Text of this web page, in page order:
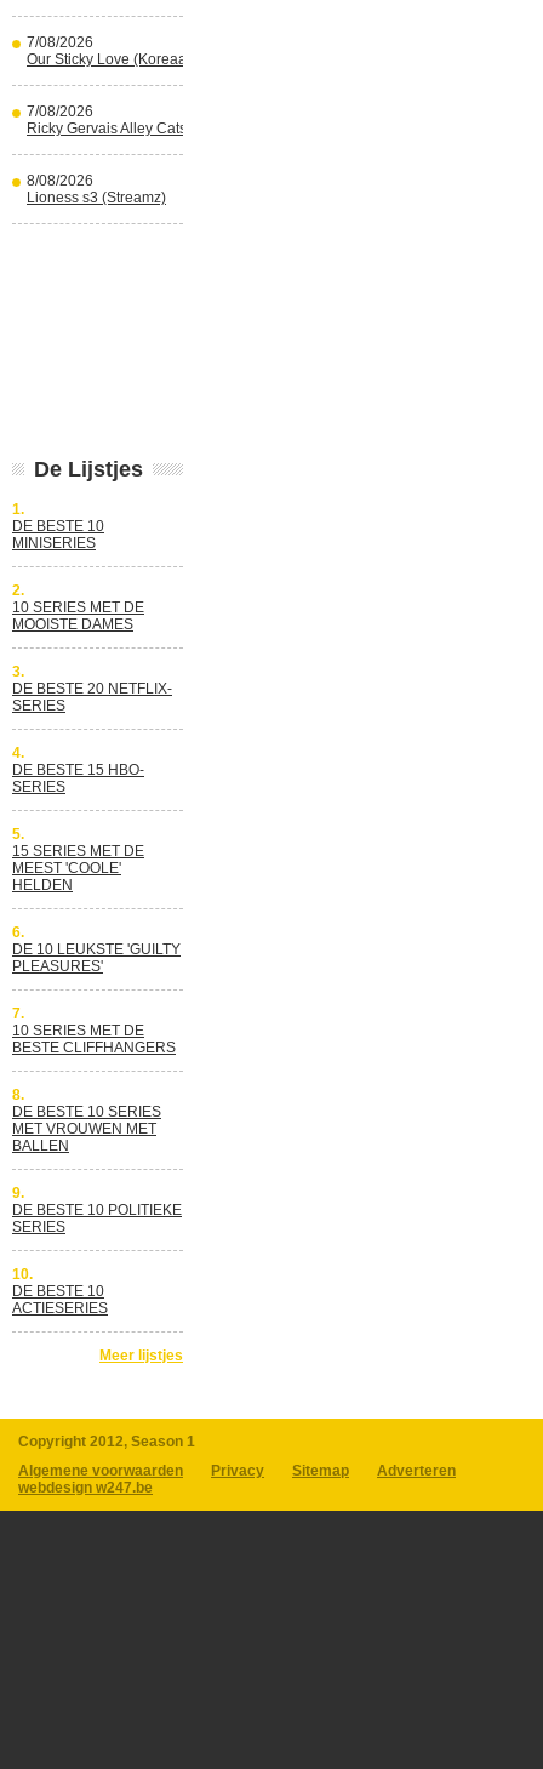
7/08/2026
Our Sticky Love (Koreaans) (Netflix)
7/08/2026
Ricky Gervais Alley Cats (Netflix)
8/08/2026
Lioness s3 (Streamz)
De Lijstjes
1.
DE BESTE 10
MINISERIES
2.
10 SERIES MET DE
MOOISTE DAMES
3.
DE BESTE 20 NETFLIX-
SERIES
4.
DE BESTE 15 HBO-
SERIES
5.
15 SERIES MET DE
MEEST 'COOLE'
HELDEN
6.
DE 10 LEUKSTE 'GUILTY
PLEASURES'
7.
10 SERIES MET DE
BESTE CLIFFHANGERS
8.
DE BESTE 10 SERIES
MET VROUWEN MET
BALLEN
9.
DE BESTE 10 POLITIEKE
SERIES
10.
DE BESTE 10
ACTIESERIES
Meer lijstjes
Copyright 2012, Season 1
Algemene voorwaarden
Privacy Sitemap
Adverteren
webdesign w247.be